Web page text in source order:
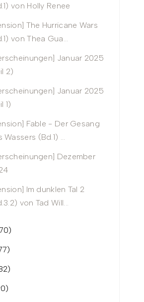
von Holly Renee
The Hurricane Wars
von Thea Gua...
Januar 2025
2)
Januar 2025
1)
Fable - Der Gesang
Wassers (Bd.1) ...
Dezember
Im dunklen Tal 2
von Tad Will...